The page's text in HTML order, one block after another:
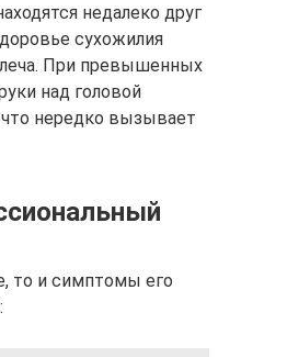
недалеко друг
сухожилия
При превышенных
над головой
нередко вызывает
то и симптомы его